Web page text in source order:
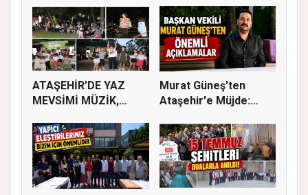
ATAŞEHİR’DE YAZ
MEVSİMİ MÜZİK,
Murat Güneş'ten
Ataşehir'e Müjde: